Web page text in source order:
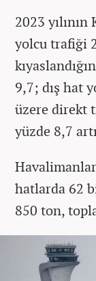
2023
yolcu trafiği
9,7; dış hat
üzere direkt
yüzde 8,7
hatlarda 62
850 ton,